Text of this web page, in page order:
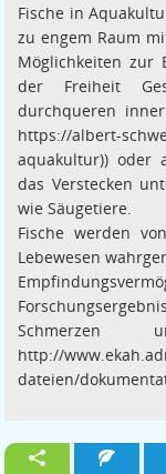
Fische in
zu engem Raum
Möglichkeiten zur
der Freiheit
durchqueren
https://albert-
aquakultur)) oder
das Verstecken
wie Säugetiere.
Fische werden
Lebewesen
http://
dateien/